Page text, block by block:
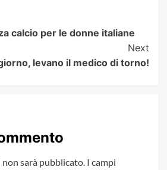
calcio per le donne italiane
Next
levano il medico di torno!
sarà pubblicato. I campi